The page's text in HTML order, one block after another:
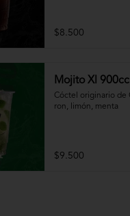
$8.500
Mojito Xl
Cóctel originario de
ron, limón, menta
$9.500